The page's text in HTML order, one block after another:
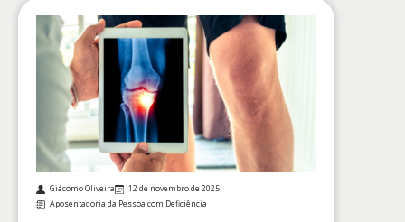
Giácomo Oliveira
12 de novembro de 2025
Aposentadoria da Pessoa com Deficiência